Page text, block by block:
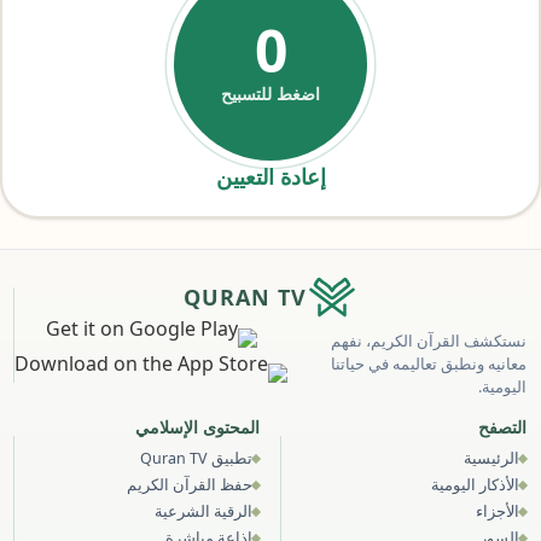
0
اضغط للتسبيح
إعادة التعيين
QURAN TV
نستكشف القرآن الكريم، نفهم
معانيه ونطبق تعاليمه في حياتنا
اليومية.
التصفح
الرئيسية
الأذكار اليومية
الأجزاء
المحتوى الإسلامي
تطبيق Quran TV
حفظ القرآن الكريم
الرقية الشرعية